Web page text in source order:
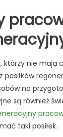
którzy nie mają
posiłków
na
są również
taki posiłek.